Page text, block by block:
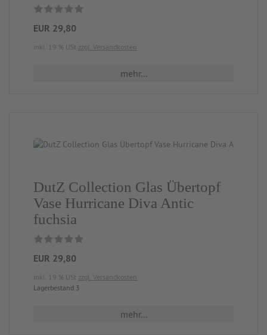
EUR 29,80
inkl. 19 % USt zzgl. Versandkosten
mehr...
DutZ Collection Glas Übertopf
Vase Hurricane Diva Antic
fuchsia
EUR 29,80
inkl. 19 % USt zzgl. Versandkosten
Lagerbestand 3
mehr...